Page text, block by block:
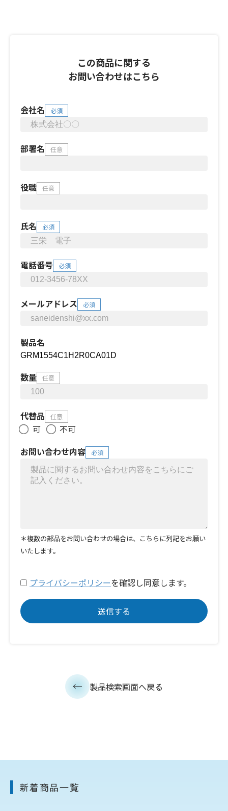
この商品に関する
お問い合わせはこちら
会社名 必須
部署名 任意
役職 任意
氏名 必須
電話番号 必須
メールアドレス 必須
製品名
数量 任意
代替品 任意
可
不可
お問い合わせ内容
必須
＊複数の部品をお問い合わせの場合は、こちらに列記をお願い
いたします。
プライバシーポリシーを確認し同意します。
製品検索画面へ戻る
新着商品一覧